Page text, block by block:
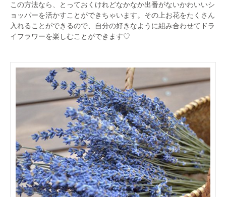
この方法なら、とっておくけれどなかなか出番がないかわいいシ
ョッパーを活かすことができちゃいます。その上お花をたくさん
入れることができるので、自分の好きなように組み合わせてドラ
イフラワーを楽しむことができます♡